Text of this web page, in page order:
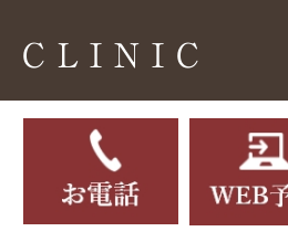
CLINIC
当院の特徴
医院紹介
院長紹介